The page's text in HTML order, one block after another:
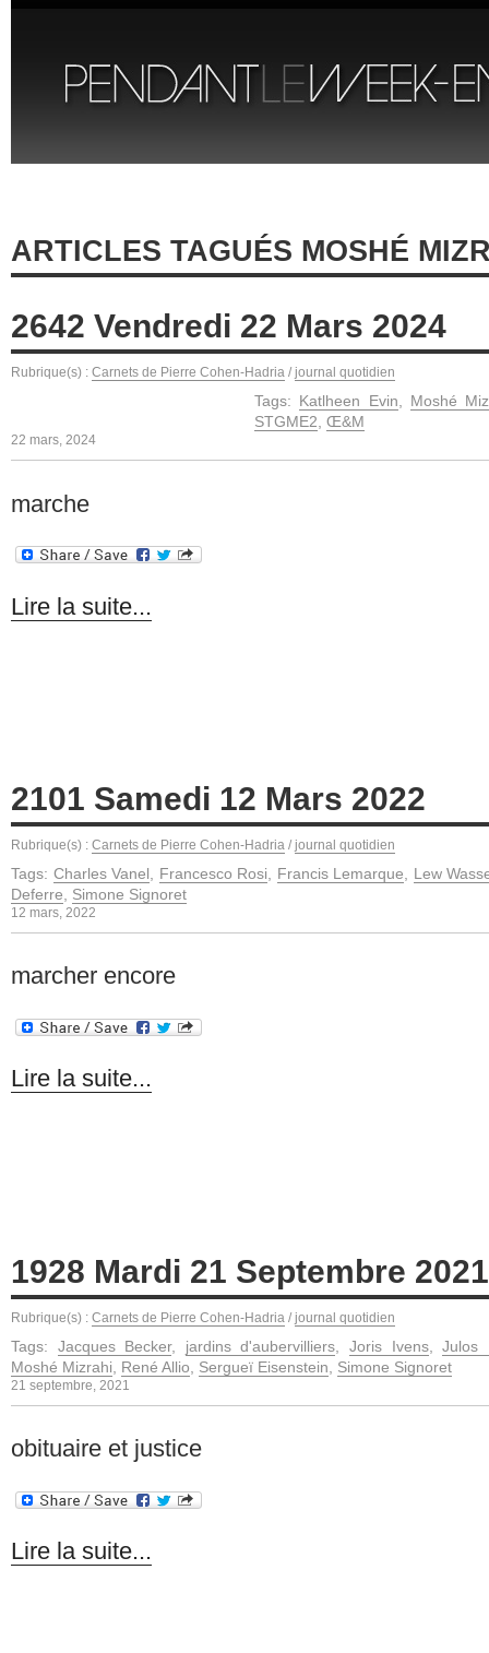
ARTICLES TAGUÉS MOSHÉ
2642 Vendredi 22 Mars 2024
Rubrique(s) : Carnets de Pierre Cohen-Hadria / journal quotidien
Tags: Katlheen Evin,
Moshé
STGME2, Œ&M
22 mars, 2024
marche
Lire la suite...
2101 Samedi 12 Mars 2022
Rubrique(s) : Carnets de Pierre Cohen-Hadria / journal quotidien
Tags: Charles Vanel Francesco Rosi Francis Lemarque
Lew
Deferre
Simone Signoret
12 mars, 2022
marcher encore
Lire la suite...
1928 Mardi 21 Septembre 2021
Rubrique(s) : Carnets de Pierre Cohen-Hadria / journal quotidien
Tags: Jacques Becker, jardins d'aubervilliers ,Joris Ivens,Julos
Moshé Mizrahi
René Allio Sergueï Eisenstein Simone Signoret
21 septembre, 2021
obituaire et justice
Lire la suite...